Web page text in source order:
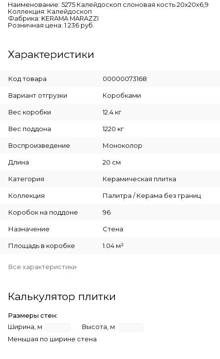
Наименование: 5275 Калейдоскоп слоновая кость 20х20х6,9
Коллекция: Калейдоскоп
Фабрика: KERAMA MARAZZI
Розничная цена: 1 236 руб.
Характеристики
Код товара 00000073168
Вариант отгрузки Коробками
Вес коробки 12.4 кг
Вес поддона 1220 кг
Воспроизведение Моноколор
Длина 20 см
Категория Керамическая плитка
Коллекция Палитра / Керама без границ
Коробок на поддоне 96
Назначение Стена
Площадь в коробке 1.04 м²
Все характеристики
Калькулятор плитки
Размеры стен:
Ширина, м
Высота, м
Меньшая по ширине стена